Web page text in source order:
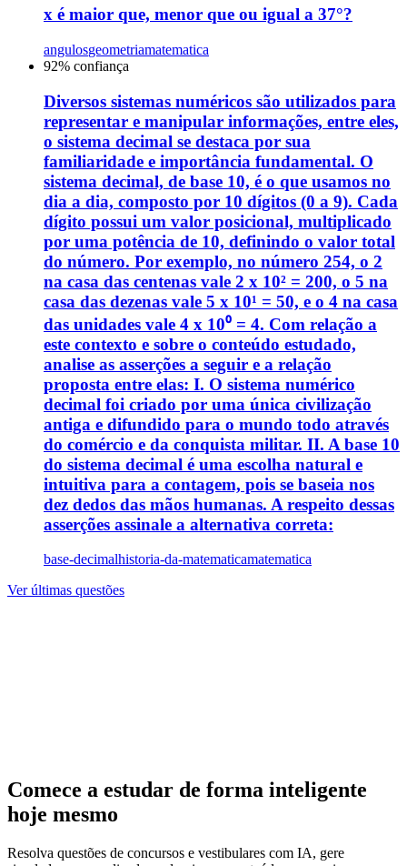
x é maior que, menor que ou igual a 37°?
angulosgeometriamatematica
92% confiança
Diversos sistemas numéricos são utilizados para
representar e manipular informações, entre eles,
o sistema decimal se destaca por sua
familiaridade e importância fundamental. O
sistema decimal, de base 10, é o que usamos no
dia a dia, composto por 10 dígitos (0 a 9). Cada
dígito possui um valor posicional, multiplicado
por uma potência de 10, definindo o valor total
do número. Por exemplo, no número 254, o 2
na casa das centenas vale 2 x 10² = 200, o 5 na
casa das dezenas vale 5 x 10¹ = 50, e o 4 na casa
das unidades vale 4 x 10⁰ = 4. Com relação a
este contexto e sobre o conteúdo estudado,
analise as asserções a seguir e a relação
proposta entre elas: I. O sistema numérico
decimal foi criado por uma única civilização
antiga e difundido para o mundo todo através
do comércio e da conquista militar. II. A base 10
do sistema decimal é uma escolha natural e
intuitiva para a contagem, pois se baseia nos
dez dedos das mãos humanas. A respeito dessas
asserções assinale a alternativa correta:
base-decimalhistoria-da-matematicamatematica
Ver últimas questões
Comece a estudar de forma inteligente
hoje mesmo
Resolva questões de concursos e vestibulares com IA, gere